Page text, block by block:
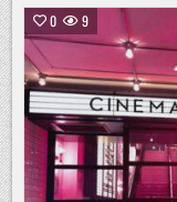
0 9